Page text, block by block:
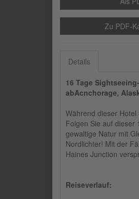
Zu PDF-
Details
16 Tage
abAcnchorage,
Während dieser
Folgen Sie auf dieser
gewaltige Natur mit
Nordlichter! Mit der
Haines Junction
Reiseverlauf: